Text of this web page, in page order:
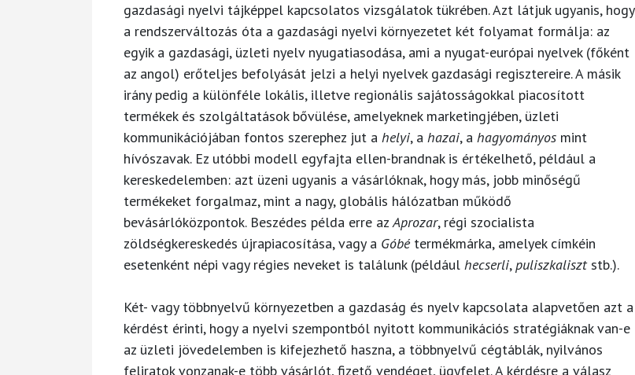
gazdasági nyelvi tájképpel kapcsolatos vizsgálatok tükrében. Azt látjuk ugyanis, hogy
a rendszerváltozás óta a gazdasági nyelvi környezetet két folyamat formálja: az
egyik a gazdasági, üzleti nyelv nyugatiasodása, ami a nyugat-európai nyelvek (főként
az angol) erőteljes befolyását jelzi a helyi nyelvek gazdasági regisztereire. A másik
irány pedig a különféle lokális, illetve regionális sajátosságokkal piacosított
termékek és szolgáltatások bővülése, amelyeknek marketingjében, üzleti
kommunikációjában fontos szerephez jut a helyi, a hazai, a hagyományos mint
hívószavak. Ez utóbbi modell egyfajta ellen-brandnak is értékelhető, például a
kereskedelemben: azt üzeni ugyanis a vásárlóknak, hogy más, jobb minőségű
termékeket forgalmaz, mint a nagy, globális hálózatban működő
bevásárlóközpontok. Beszédes példa erre azAprozar, régi szocialista
zöldségkereskedés újrapiacosítása, vagy a Góbétermékmárka, amelyek címkéin
esetenként népi vagy régies neveket is találunk (például hecserli,puliszkalisztstb.).
Két- vagy többnyelvű környezetben a gazdaság és nyelv kapcsolata alapvetően azt a
kérdést érinti, hogy a nyelvi szempontból nyitott kommunikációs stratégiáknak van-e
az üzleti jövedelemben is kifejezhető haszna, a többnyelvű cégtáblák, nyilvános
feliratok vonzanak-e több vásárlót, fizető vendéget, ügyfelet. A kérdésre a válasz